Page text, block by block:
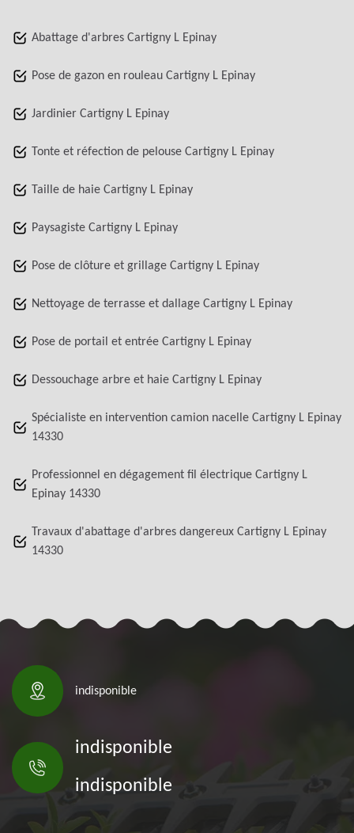
Abattage d'arbres Cartigny L Epinay
Pose de gazon en rouleau Cartigny L Epinay
Jardinier Cartigny L Epinay
Tonte et réfection de pelouse Cartigny L Epinay
Taille de haie Cartigny L Epinay
Paysagiste Cartigny L Epinay
Pose de clôture et grillage Cartigny L Epinay
Nettoyage de terrasse et dallage Cartigny L Epinay
Pose de portail et entrée Cartigny L Epinay
Dessouchage arbre et haie Cartigny L Epinay
Spécialiste en intervention camion nacelle Cartigny L Epinay
14330
Professionnel en dégagement fil électrique Cartigny L
Epinay 14330
Travaux d'abattage d'arbres dangereux Cartigny L Epinay
14330
indisponible
indisponible
indisponible